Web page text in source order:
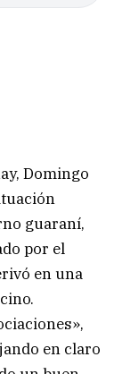
Domingo
guaraní,
por el
en una
en claro